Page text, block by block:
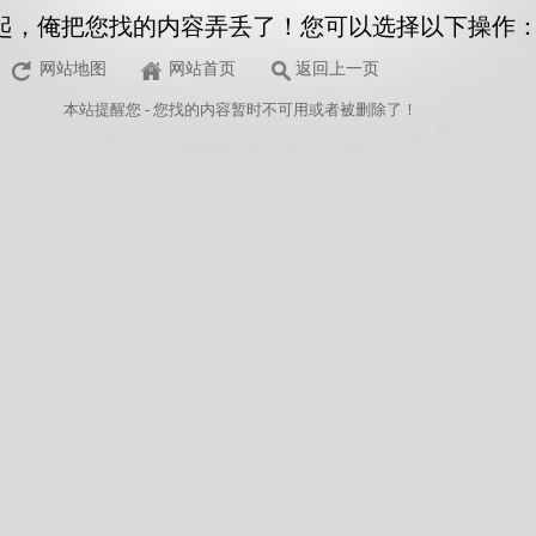
，俺把您找的内容弄丢了！您可以选择以下操作
网站地图 网站首页 返回上一页
本站提醒您 - 您找的内容暂时不可用或者被删除了！